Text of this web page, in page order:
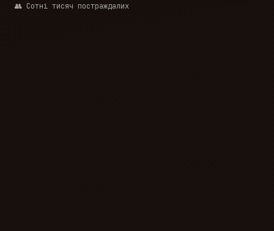
👥 Сотні тисяч постраждалих